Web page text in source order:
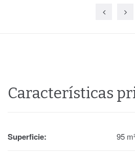
Características
Superficie: 95